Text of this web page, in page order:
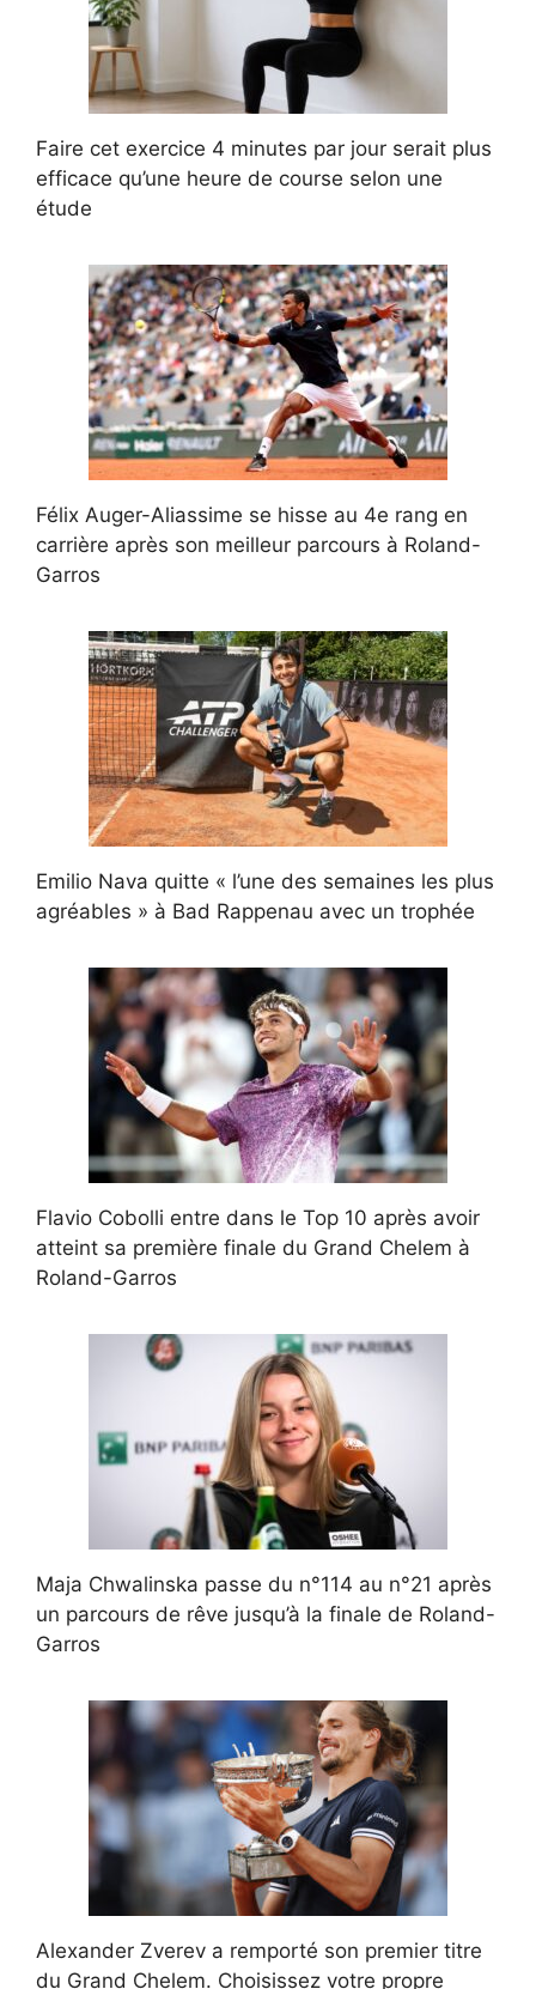
Faire cet exercice 4 minutes par jour serait plus
efficace qu’une heure de course selon une
étude
Félix Auger-Aliassime se hisse au 4e rang en
carrière après son meilleur parcours à Roland-
Garros
Emilio Nava quitte « l’une des semaines les plus
agréables » à Bad Rappenau avec un trophée
Flavio Cobolli entre dans le Top 10 après avoir
atteint sa première finale du Grand Chelem à
Roland-Garros
Maja Chwalinska passe du n°114 au n°21 après
un parcours de rêve jusqu’à la finale de Roland-
Garros
Alexander Zverev a remporté son premier titre
du Grand Chelem. Choisissez votre propre